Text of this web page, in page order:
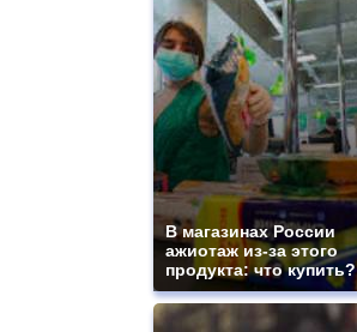
В магазинах России
ажиотаж из-за этого
продукта: что купить?